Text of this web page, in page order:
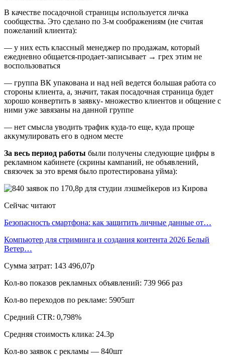
В качестве посадочной страницы используется личка
сообщества. Это сделано по 3-м соображениям (не считая
пожеланий клиента):
— у них есть классный менеджер по продажам, который
ежедневно общается-продает-записывает → грех этим не
воспользоваться
— группа ВК упакована и над ней ведется большая работа со
стороны клиента, а, значит, такая посадочная страница будет
хорошо конвертить в заявку- множество клиентов и общение с
ними уже завязаны на данной группе
— нет смысла уводить трафик куда-то еще, куда проще
аккумулировать его в одном месте
За весь период работы были получены следующие цифры в
рекламном кабинете (скрины кампаний, не объявлений,
связочек за это время было протестирована уйма):
Сейчас читают
Безопасность смартфона: как защитить личные данные от…
Компьютер для стриминга и создания контента 2026 Белый
Ветер…
Сумма затрат: 143 496,07р
Кол-во показов рекламных объявлений: 739 966 раз
Кол-во переходов по рекламе: 5905шт
Средний CTR: 0,798%
Средняя стоимость клика: 24.3р
Кол-во заявок с рекламы — 840шт